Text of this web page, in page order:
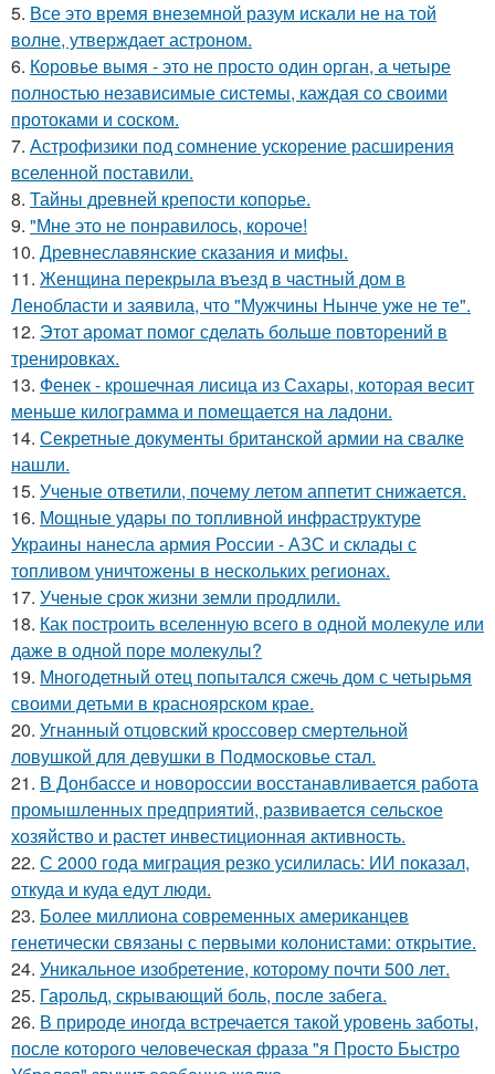
5. Все это время внеземной разум искали не на той
волне, утверждает астроном.
6. Коровье вымя - это не просто один орган, а четыре
полностью независимые системы, каждая со своими
протоками и соском.
7. Астрофизики под сомнение ускорение расширения
вселенной поставили.
8. Тайны древней крепости копорье.
9. "Мне это не понравилось, короче!
10. Древнеславянские сказания и мифы.
11. Женщина перекрыла въезд в частный дом в
Ленобласти и заявила, что "Мужчины Нынче уже не те".
12. Этот аромат помог сделать больше повторений в
тренировках.
13. Фенек - крошечная лисица из Сахары, которая весит
меньше килограмма и помещается на ладони.
14. Секретные документы британской армии на свалке
нашли.
15. Ученые ответили, почему летом аппетит снижается.
16. Мощные удары по топливной инфраструктуре
Украины нанесла армия России - АЗС и склады с
топливом уничтожены в нескольких регионах.
17. Ученые срок жизни земли продлили.
18. Как построить вселенную всего в одной молекуле или
даже в одной поре молекулы?
19. Многодетный отец попытался сжечь дом с четырьмя
своими детьми в красноярском крае.
20. Угнанный отцовский кроссовер смертельной
ловушкой для девушки в Подмосковье стал.
21. В Донбассе и новороссии восстанавливается работа
промышленных предприятий, развивается сельское
хозяйство и растет инвестиционная активность.
22. С 2000 года миграция резко усилилась: ИИ показал,
откуда и куда едут люди.
23. Более миллиона современных американцев
генетически связаны с первыми колонистами: открытие.
24. Уникальное изобретение, которому почти 500 лет.
25. Гарольд, скрывающий боль, после забега.
26. В природе иногда встречается такой уровень заботы,
после которого человеческая фраза "я Просто Быстро